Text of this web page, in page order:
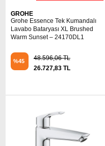
GROHE
Grohe Essence Tek Kumandalı
Lavabo Bataryası XL Brushed
Warm Sunset – 24170DL1
%45
48.596,06 TL
26.727,83 TL